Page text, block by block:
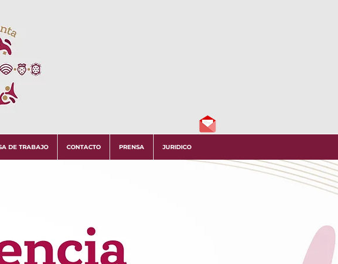
DE TRABAJO CONTACTO PRENSA JURIDICO